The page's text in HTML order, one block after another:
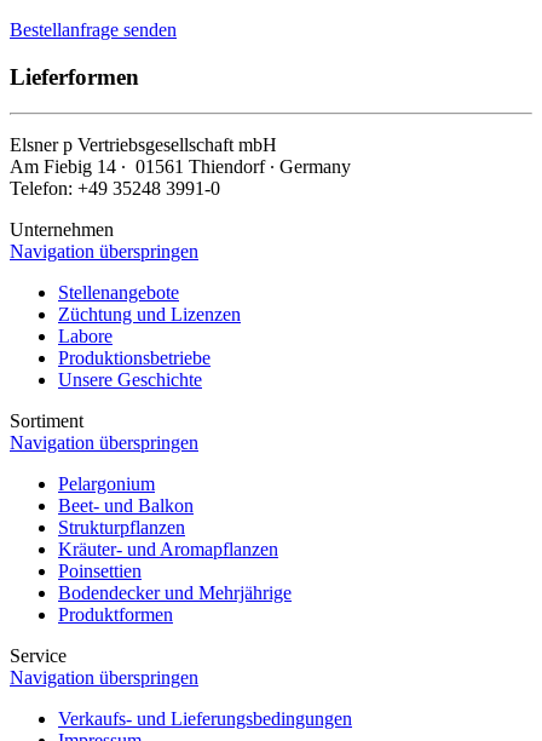
Bestellanfrage senden
Lieferformen
Elsnerp Vertriebsgesellschaft mbH
Am Fiebig 14 ∙ 01561 Thiendorf ∙ Germany
Telefon: +49 35248 3991-0
Unternehmen
Navigation überspringen
Stellenangebote
Züchtung und Lizenzen
Labore
Produktionsbetriebe
Unsere Geschichte
Sortiment
Navigation überspringen
Pelargonium
Beet- und Balkon
Strukturpflanzen
Kräuter- und Aromapflanzen
Poinsettien
Bodendecker und Mehrjährige
Produktformen
Service
Navigation überspringen
Verkaufs- und Lieferungsbedingungen